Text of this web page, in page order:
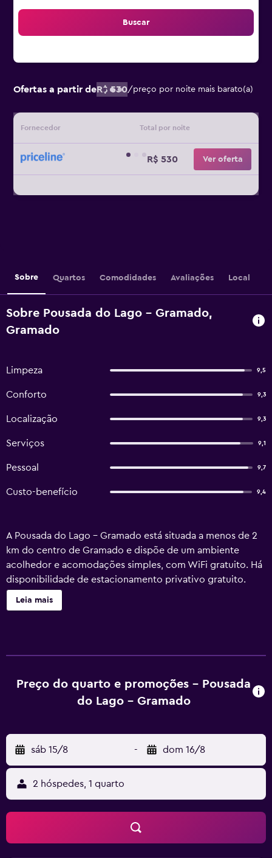
Buscar
Ofertas a partir deR$ 530/preço por noite mais barato(a)
Fornecedor Total por noite
R$ 530 Ver oferta
Sobre Quartos Comodidades Avaliações Local
Sobre Pousada do Lago - Gramado,
Gramado
Limpeza 9,5
Conforto 9,3
Localização 9,3
Serviços 9,1
Pessoal 9,7
Custo-benefício 9,4
A Pousada do Lago - Gramado está situada a menos de 2
km do centro de Gramado e dispõe de um ambiente
acolhedor e acomodações simples, com WiFi gratuito. Há
disponibilidade de estacionamento privativo gratuito.
Todos os quartos apresentam uma decoração simples e
contam com aquecimento completo, piso frio e roupas de
opções de lazer, como o Parque Mini Mundo, o Rita Bier
(lago) e a Fantástica Fabrica. A Estação Rodoviária de
Leia mais
Preço do quarto e promoções - Pousada
do Lago - Gramado
sáb 15/8 - dom 16/8
2 hóspedes, 1 quarto